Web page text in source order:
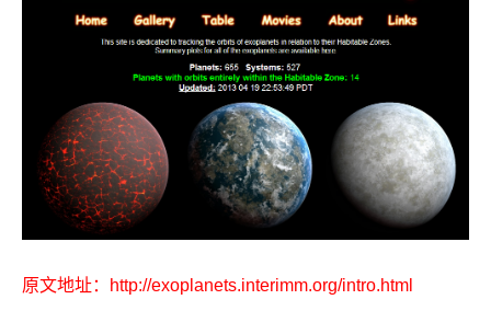
原文地址：http://exoplanets.interimm.org/intro.html